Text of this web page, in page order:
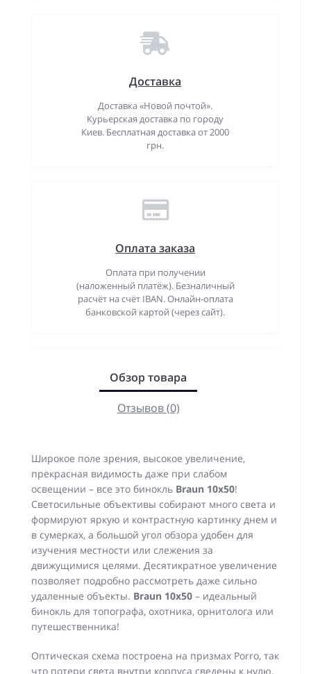
Доставка
Доставка «Новой почтой».
Курьерская доставка по городу
Киев. Бесплатная доставка от 2000
грн.
Оплата заказа
Оплата при получении
(наложенный платёж). Безналичный
расчёт на счёт IBAN. Онлайн-оплата
банковской картой (через сайт).
Обзор товара
Отзывов (0)
Широкое поле зрения, высокое увеличение,
прекрасная видимость даже при слабом
освещении – все это бинокль Braun 10x50!
Светосильные объективы собирают много света и
формируют яркую и контрастную картинку днем и
в сумерках, а большой угол обзора удобен для
изучения местности или слежения за
движущимися целями. Десятикратное увеличение
позволяет подробно рассмотреть даже сильно
удаленные объекты. Braun 10x50 – идеальный
бинокль для топографа, охотника, орнитолога или
путешественника!
Оптическая схема построена на призмах Porro, так
что потери света внутри корпуса сведены к нулю.